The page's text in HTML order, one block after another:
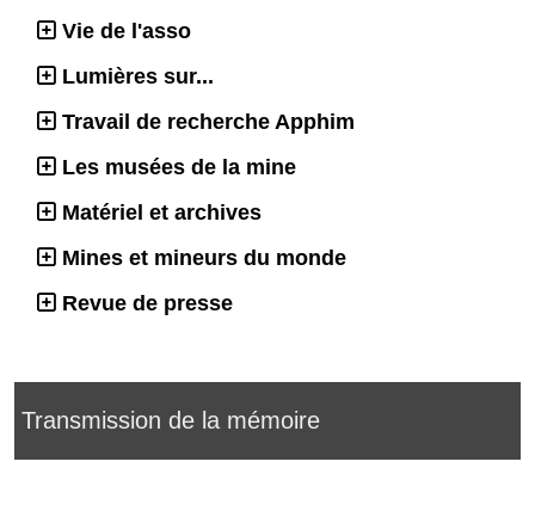
Vie de l'asso
Lumières sur...
Travail de recherche Apphim
Les musées de la mine
Matériel et archives
Mines et mineurs du monde
Revue de presse
Transmission de la mémoire